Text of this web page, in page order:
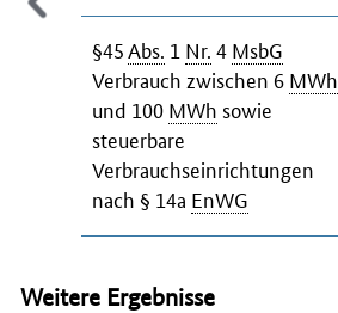
§45 Abs. 1 Nr. 4 MsbG
Verbrauch zwischen 6 MWh
und 100 MWh sowie
steuerbare
Verbrauchseinrichtungen
nach § 14a EnWG
Weitere Ergebnisse